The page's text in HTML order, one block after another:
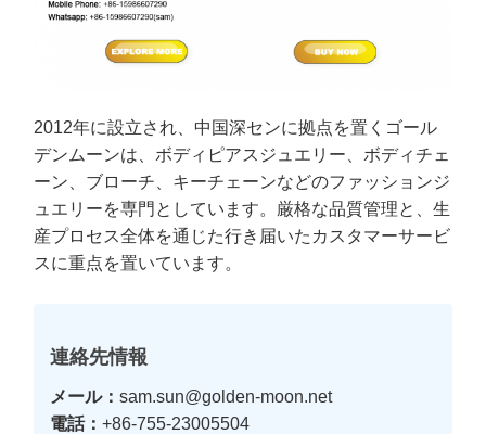
2012年に設立され、中国深センに拠点を置くゴール
デンムーンは、ボディピアスジュエリー、ボディチェ
ーン、ブローチ、キーチェーンなどのファッションジ
ュエリーを専門としています。厳格な品質管理と、生
産プロセス全体を通じた行き届いたカスタマーサービ
スに重点を置いています。
連絡先情報
メール： sam.sun@golden-moon.net
電話： +86-755-23005504